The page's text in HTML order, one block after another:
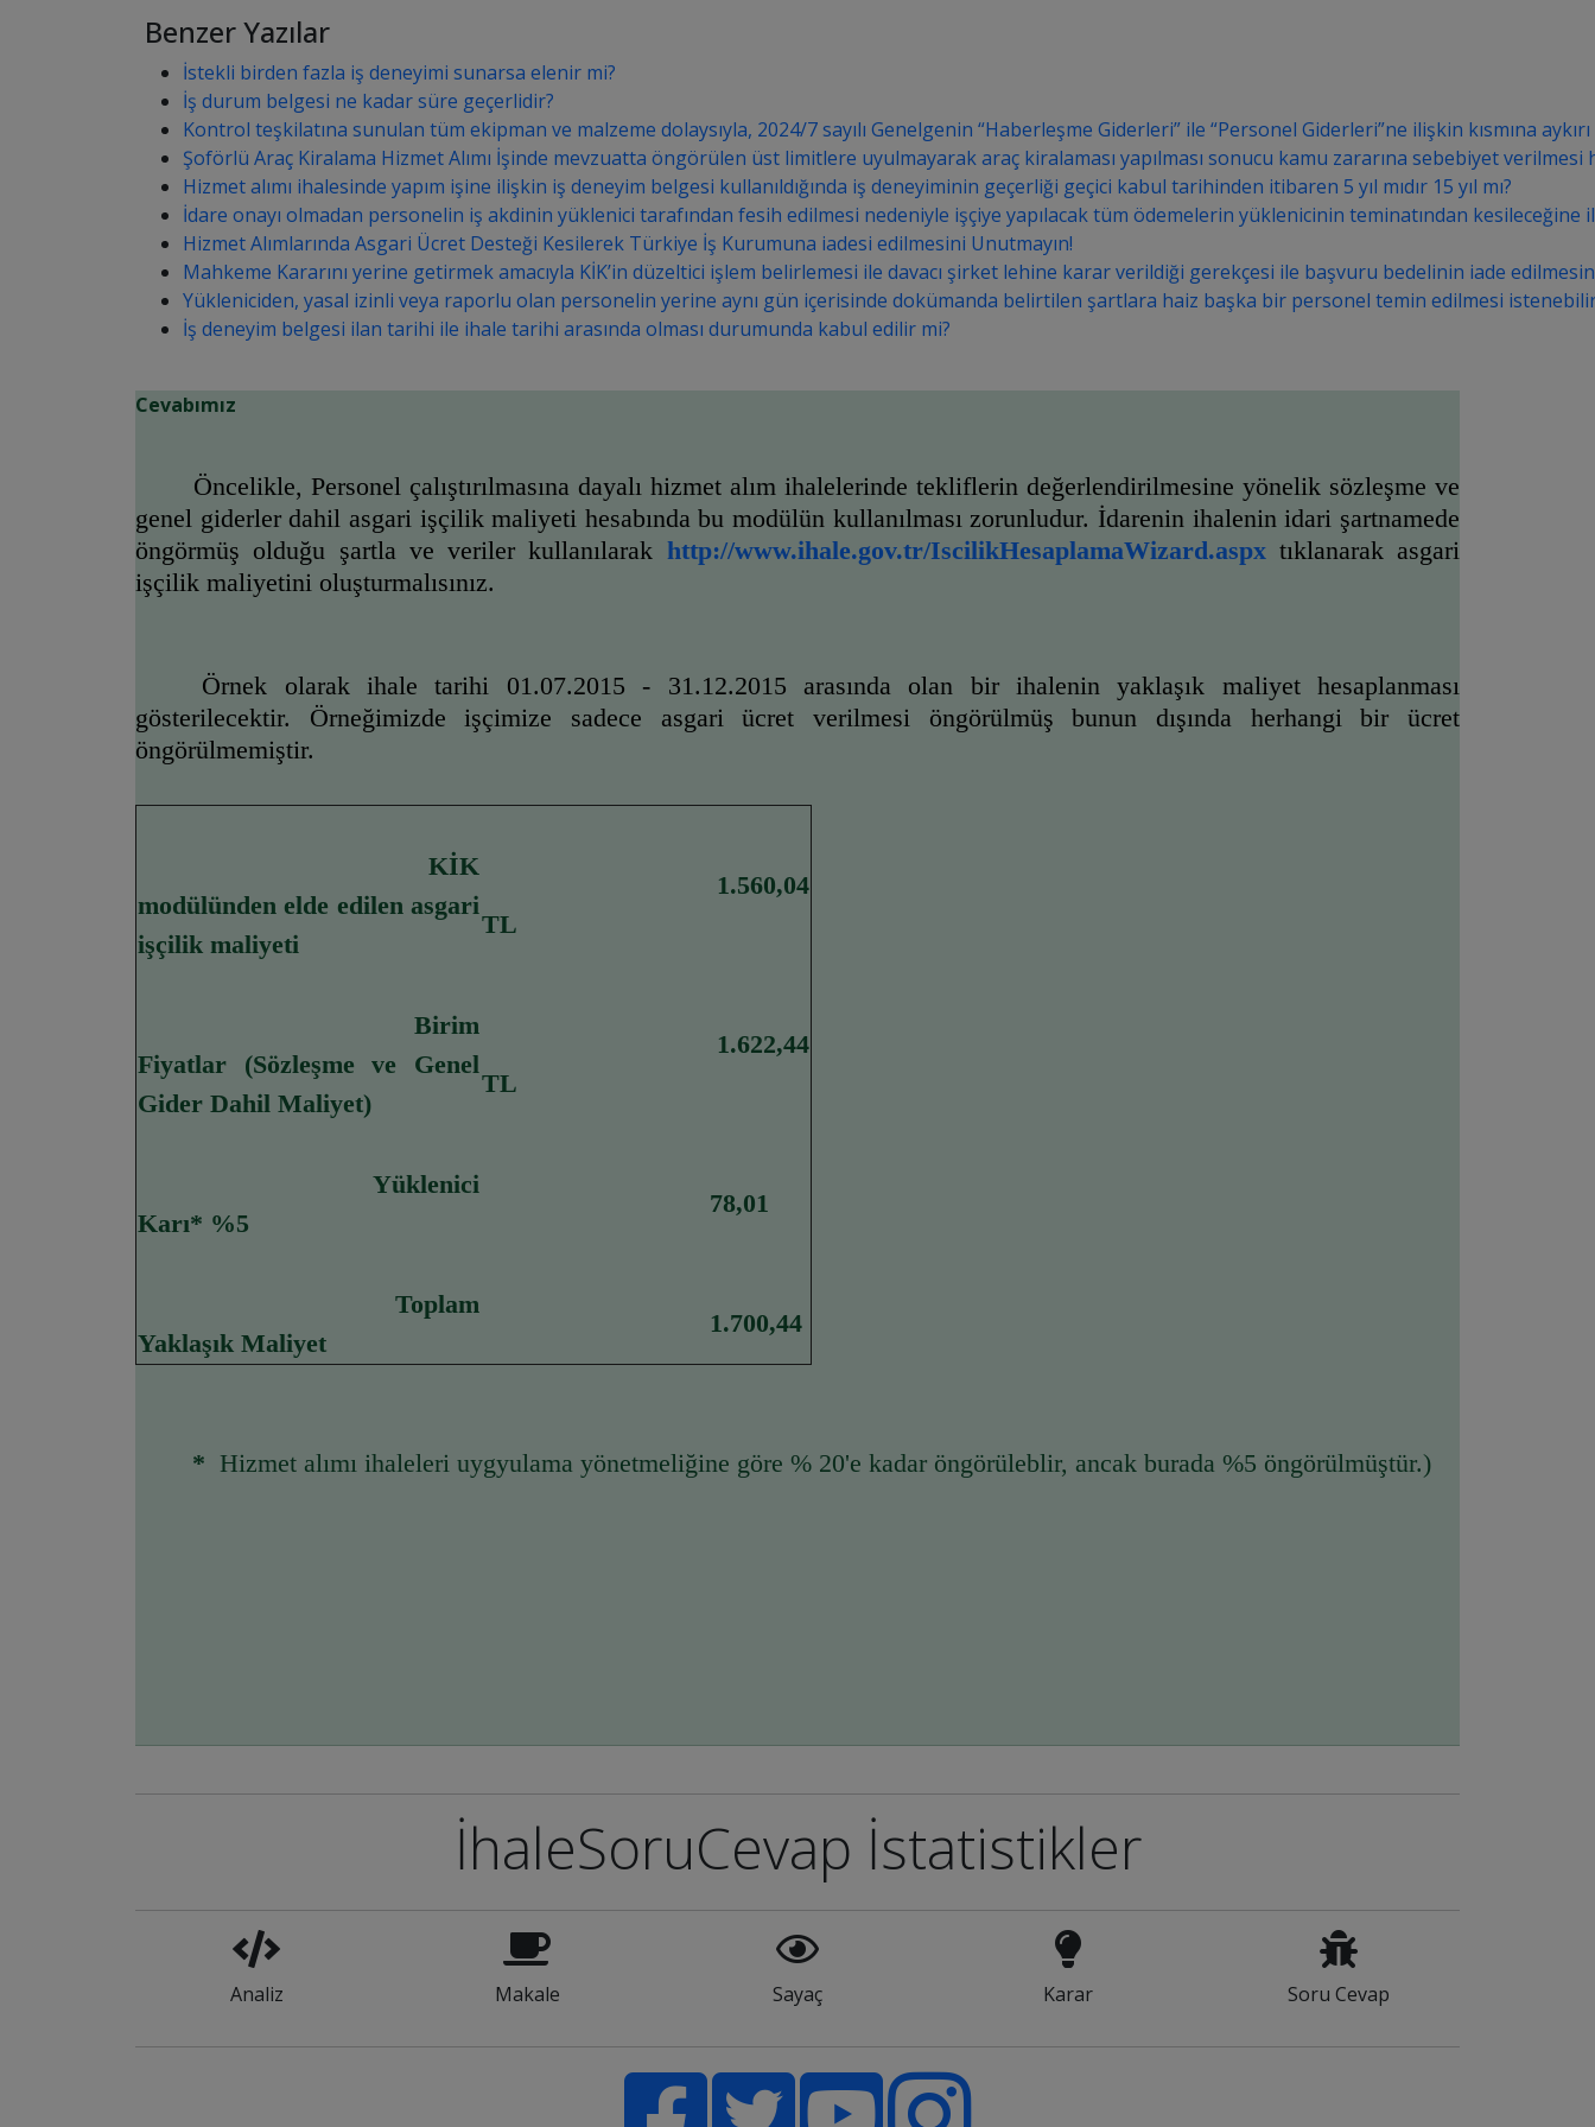
Benzer Yazılar
İstekli birden fazla iş deneyimi sunarsa elenir mi?
İş durum belgesi ne kadar süre geçerlidir?
Kontrol teşkilatına sunulan tüm ekipman ve malzeme dolaysıyla, 2024/7 sayılı Genelgenin “Haberleşme Giderleri” ile “Personel Giderleri”ne ilişkin kısmına
Şoförlü Araç Kiralama Hizmet Alımı İşinde mevzuatta öngörülen üst limitlere uyulmayarak araç kiralaması yapılması sonucu kamu zararına sebebiyet verilmesi
Hizmet alımı ihalesinde yapım işine ilişkin iş deneyim belgesi kullanıldığında iş deneyiminin geçerliği geçici kabul tarihinden itibaren 5 yıl mıdır 15 yıl mı?
İdare onayı olmadan personelin iş akdinin yüklenici tarafından fesih edilmesi nedeniyle işçiye yapılacak tüm ödemelerin yüklenicinin teminatından kesileceğine
Hizmet Alımlarında Asgari Ücret Desteği Kesilerek Türkiye İş Kurumuna iadesi edilmesini Unutmayın!
Mahkeme Kararını yerine getirmek amacıyla KİK’in düzeltici işlem belirlemesi ile davacı şirket lehine karar verildiği gerekçesi ile başvuru bedelinin iade
Yükleniciden, yasal izinli veya raporlu olan personelin yerine aynı gün içerisinde dokümanda belirtilen şartlara haiz başka bir personel temin edilmesi
İş deneyim belgesi ilan tarihi ile ihale tarihi arasında olması durumunda kabul edilir mi?
Cevabımız
Öncelikle, Personel çalıştırılmasına dayalı hizmet alım ihalelerinde tekliflerin değerlendirilmesine yönelik sözleşme ve
genel giderler dahil asgari işçilik maliyeti hesabında bu modülün kullanılması zorunludur. İdarenin ihalenin idari şartnamede
öngörmüş olduğu şartla ve veriler kullanılarak http://www.ihale.gov.tr/IscilikHesaplamaWizard.aspx tıklanarak asgari
işçilik maliyetini oluşturmalısınız.
Örnek olarak ihale tarihi 01.07.2015 - 31.12.2015 arasında olan bir ihalenin yaklaşık maliyet hesaplanması
gösterilecektir. Örneğimizde işçimize sadece asgari ücret verilmesi öngörülmüş bunun dışında herhangi bir ücret
öngörülmemiştir.
KİK
modülünden elde edilen asgari
işçilik maliyeti
1.560,04
TL
Birim
Fiyatlar (Sözleşme ve Genel
Gider Dahil Maliyet)
1.622,44
TL
Yüklenici
Karı* %5
78,01
Toplam
Yaklaşık Maliyet
1.700,44
* Hizmet alımı ihaleleri uygyulama yönetmeliğine göre % 20'e kadar öngörüleblir, ancak burada %5 öngörülmüştür.)
İhaleSoruCevap İstatistikler
Analiz Makale Sayaç Karar Soru Cevap